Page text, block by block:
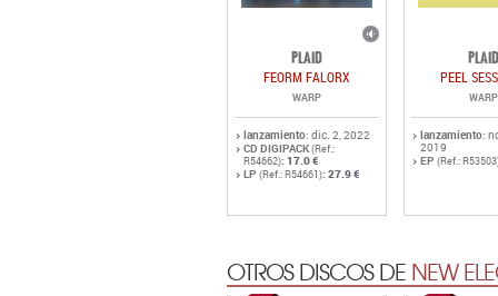
PLAID
FEORM FALORX
WARP
lanzamiento: dic. 2, 2022
CD DIGIPACK(Ref.:
R54662): 17.0 €
LP (Ref.: R54661): 27.9 €
PLAID
PEEL
WARP
lanzamiento:
2019
EP (Ref.:
OTROS DISCOS DE NEW